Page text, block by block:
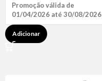
Promoção válida de
01/04/2026 até 30/08/2026
Adicionar